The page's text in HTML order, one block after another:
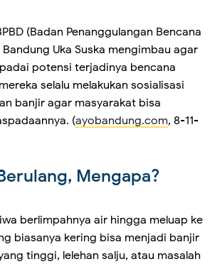
(Badan Penanggulangan Bencana
Uka Suska mengimbau agar
potensi terjadinya bencana
selalu melakukan sosialisasi
banjir agar masyarakat bisa
(ayobandung.com, 8-11-
Mengapa?
berlimpahnya air hingga meluap ke
biasanya kering bisa menjadi banjir
tinggi, lelehan salju, atau masalah